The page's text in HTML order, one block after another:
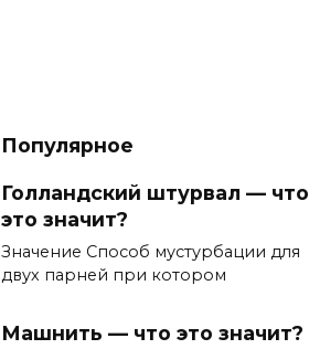
Популярное
Голландский штурвал — что
это значит?
Значение Способ мустурбации для
двух парней при котором
Машнить — что это значит?